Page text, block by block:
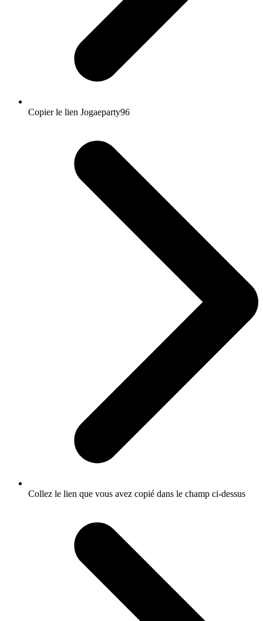
Copier le lien Jogaeparty96
Collez le lien que vous avez copié dans le champ ci-dessus